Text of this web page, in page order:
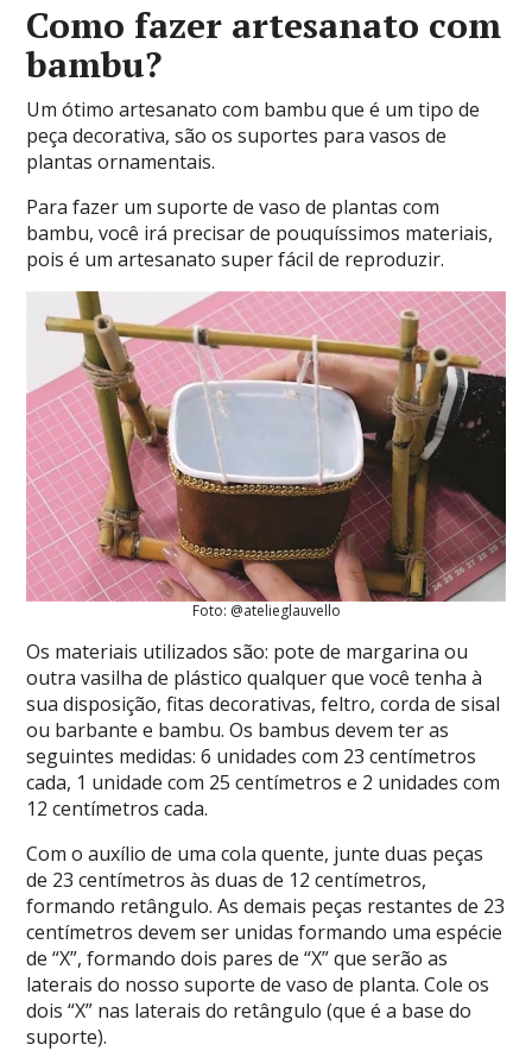
Como fazer artesanato com
bambu?
Um ótimo artesanato com bambu que é um tipo de
peça decorativa, são os suportes para vasos de
plantas ornamentais.
Para fazer um suporte de vaso de plantas com
bambu, você irá precisar de pouquíssimos materiais,
pois é um artesanato super fácil de reproduzir.
Foto: @atelieglauvello
Os materiais utilizados são: pote de margarina ou
outra vasilha de plástico qualquer que você tenha à
sua disposição, fitas decorativas, feltro, corda de sisal
ou barbante e bambu. Os bambus devem ter as
seguintes medidas: 6 unidades com 23 centímetros
cada, 1 unidade com 25 centímetros e 2 unidades com
12 centímetros cada.
Com o auxílio de uma cola quente, junte duas peças
de 23 centímetros às duas de 12 centímetros,
formando retângulo. As demais peças restantes de 23
centímetros devem ser unidas formando uma espécie
de “X”, formando dois pares de “X” que serão as
laterais do nosso suporte de vaso de planta. Cole os
dois “X” nas laterais do retângulo (que é a base do
suporte).